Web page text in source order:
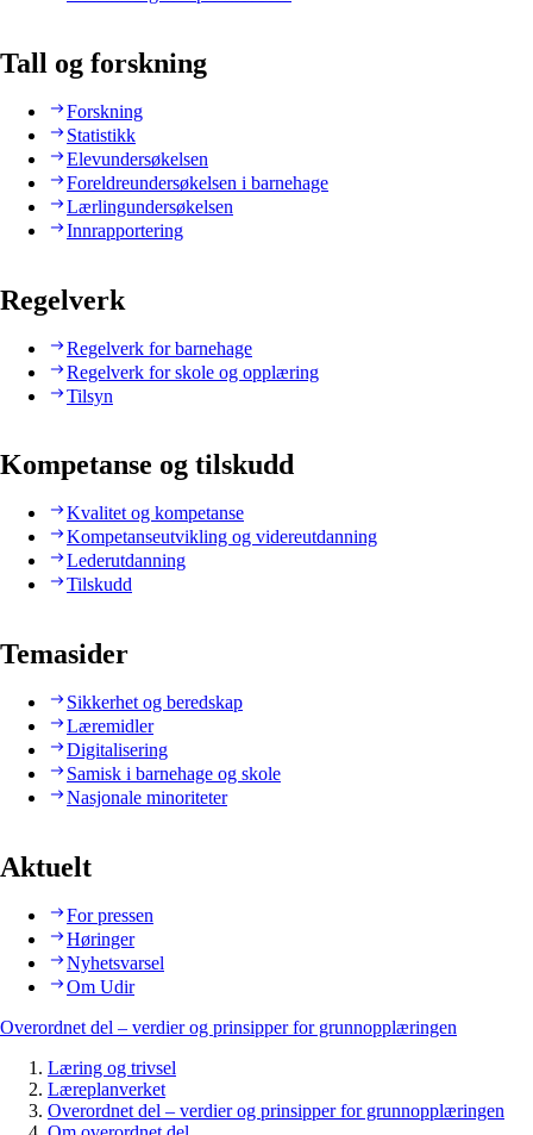
Tall og forskning
Forskning
Statistikk
Elevundersøkelsen
Foreldreundersøkelsen i barnehage
Lærlingundersøkelsen
Innrapportering
Regelverk
Regelverk for barnehage
Regelverk for skole og opplæring
Tilsyn
Kompetanse og tilskudd
Kvalitet og kompetanse
Kompetanseutvikling og videreutdanning
Lederutdanning
Tilskudd
Temasider
Sikkerhet og beredskap
Læremidler
Digitalisering
Samisk i barnehage og skole
Nasjonale minoriteter
Aktuelt
For pressen
Høringer
Nyhetsvarsel
Om Udir
Overordnet del – verdier og prinsipper for grunnopplæringen
Læring og trivsel
Læreplanverket
Overordnet del – verdier og prinsipper for grunnopplæringen